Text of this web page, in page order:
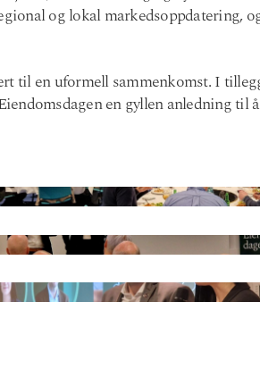
og lokal markedsoppdatering,
til en uformell sammenkomst. I
en gyllen anledning til